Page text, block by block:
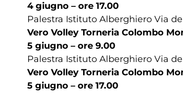
4 giugno – ore 17.00
Palestra Istituto Alberghiero Via
Vero Volley Torneria Colombo
5 giugno – ore 9.00
Palestra Istituto Alberghiero Via
Vero Volley Torneria Colombo
5 giugno – ore 17.00